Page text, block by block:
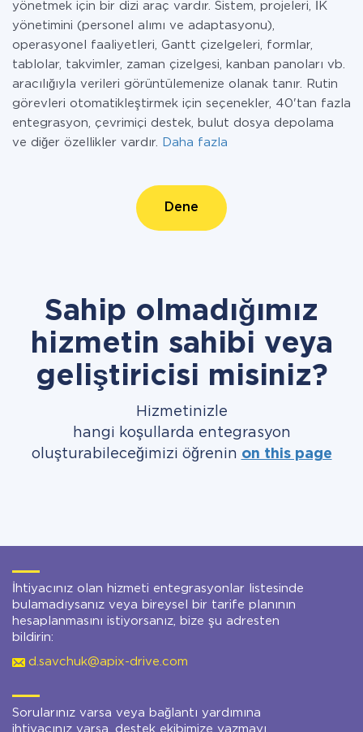
yönetmek için bir dizi araç vardır. Sistem, projeleri, İK
yönetimini (personel alımı ve adaptasyonu),
operasyonel faaliyetleri, Gantt çizelgeleri, formlar,
tablolar, takvimler, zaman çizelgesi, kanban panoları vb.
aracılığıyla verileri görüntülemenize olanak tanır. Rutin
görevleri otomatikleştirmek için seçenekler, 40'tan fazla
entegrasyon, çevrimiçi destek, bulut dosya depolama
ve diğer özellikler vardır.
Daha fazla
Dene
Sahip olmadığımız
hizmetin sahibi veya
geliştiricisi misiniz?
Hizmetinizle
hangi koşullarda entegrasyon
oluşturabileceğimizi öğrenin on this page
İhtiyacınız olan hizmeti entegrasyonlar listesinde
bulamadıysanız veya bireysel bir tarife planının
hesaplanmasını istiyorsanız, bize şu adresten
bildirin:
d.savchuk@apix-drive.com
Sorularınız varsa veya bağlantı yardımına
ihtiyacınız varsa, destek ekibimize yazmayı